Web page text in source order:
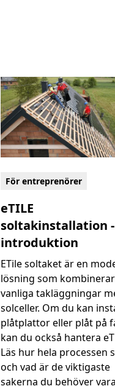
För entreprenörer
eTILE
soltakinstallation -
introduktion
ETile soltaket är en
lösning som kombinerar
vanliga takläggningar
solceller. Om du kan
plåtplattor eller plåt på
kan du också hantera
Läs hur hela processen
och vad är de viktigaste
sakerna du behöver